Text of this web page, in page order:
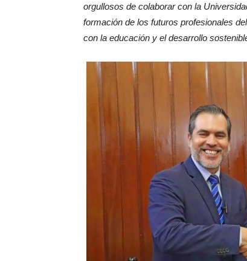
orgullosos de colaborar con la
formación de los futuros profesionales
con la educación y el desarrollo